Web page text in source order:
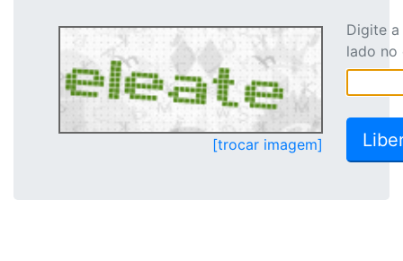
[trocar imagem]
Digite
lado no